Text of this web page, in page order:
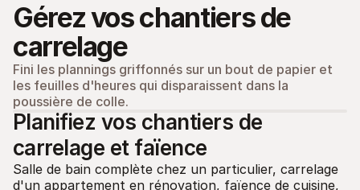
Gérez vos chantiers de
carrelage
Fini les plannings griffonnés sur un bout de papier et
les feuilles d'heures qui disparaissent dans la
poussière de colle.
Planifiez vos chantiers de
carrelage et faïence
Salle de bain complète chez un particulier, carrelage
d'un appartement en rénovation, faïence de cuisine,